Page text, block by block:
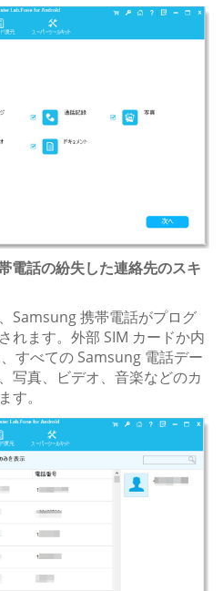
電話の紛失した連絡先のスキ
Samsung 携帯電話がプログ
れます。外部 SIM カードか内
すべての Samsung 電話デー
写真、ビデオ、音楽などのカ
す。